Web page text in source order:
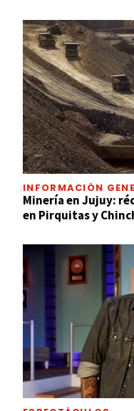
INFORMACIÓN
Minería en Jujuy:
en Pirquitas y